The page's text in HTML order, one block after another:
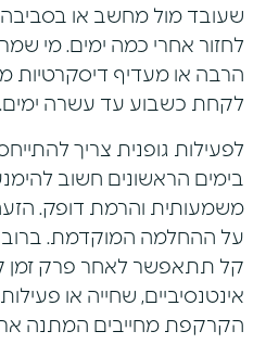
שעובד מול מחשב או בסביבה
לחזור אחרי כמה ימים. מי
הרבה או מעדיף דיסקרטיות
לקחת כשבוע עד עשרה ימים.
לפעילות גופנית צריך
בימים הראשונים חשוב
משמעותית והרמת דופק.
על ההחלמה המוקדמת. ברוב
קל תתאפשר לאחר פרק זמן
אינטנסיביים, שחייה או
הקרקפת מחייבים המתנה